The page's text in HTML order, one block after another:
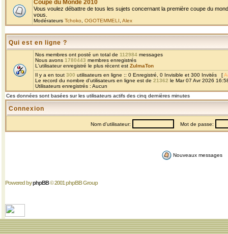
Coupe du Monde 2010
Vous voulez débattre de tous les sujets concernant la première coupe du
vous.
Modérateurs Tchoko OGOTEMMELI Alex
Qui est en ligne ?
Nos membres ont posté un total de 112984 messages
Nous avons 1780443 membres enregistrés
L'utilisateur enregistré le plus récent est ZulmaTon
Il y a en tout 300 utilisateurs en ligne :: 0 Enregistré, 0 Invisible et 300 Invités [
Le record du nombre d'utilisateurs en ligne est de 21362 le Mar 07 Avr 2026
Utilisateurs enregistrés : Aucun
Ces données sont basées sur les utilisateurs actifs des cinq dernières minutes
Connexion
Nom d'utilisateur: Mot de passe:
Nouveaux messages
Powered byphpBB© 2001 phpBB Group